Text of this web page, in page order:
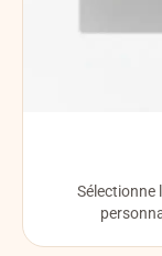
Sélectionne